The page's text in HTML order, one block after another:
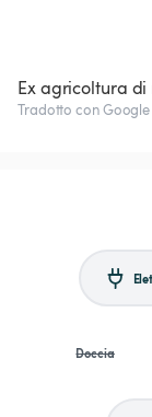
Ex agricoltura
Tradotto con
Doccia